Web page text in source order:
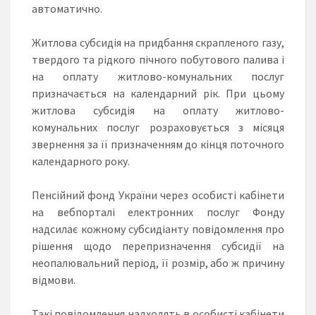
автоматично.
Житлова субсидія на придбання скрапленого газу,
твердого та рідкого пічного побутового палива і
на оплату житлово-комунальних послуг
призначається на календарний рік. При цьому
житлова субсидія на оплату житлово-
комунальних послуг розраховується з місяця
звернення за її призначенням до кінця поточного
календарного року.
Пенсійний фонд України через особисті кабінети
на вебпорталі електронних послуг Фонду
надсилає кожному субсидіанту повідомлення про
рішення щодо перепризначення субсидії на
неопалювальний період, її розмір, або ж причину
відмови.